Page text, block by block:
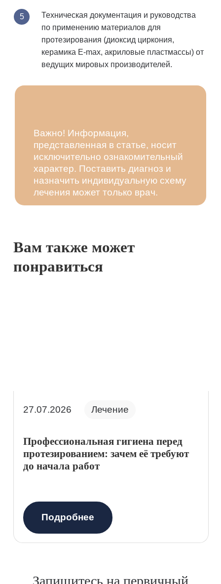
Техническая документация и руководства
по применению материалов для
протезирования (диоксид циркония,
керамика E-max, акриловые пластмассы) от
ведущих мировых производителей.
Важно! Информация,
представленная в статье, носит
исключительно ознакомительный
характер. Поставить диагноз и
назначить индивидуальную схему
лечения может только врач.
Вам также может
понравиться
27.07.2026 Лечение
Профессиональная гигиена перед
протезированием: зачем её требуют
до начала работ
Подробнее
Запишитесь на первичный